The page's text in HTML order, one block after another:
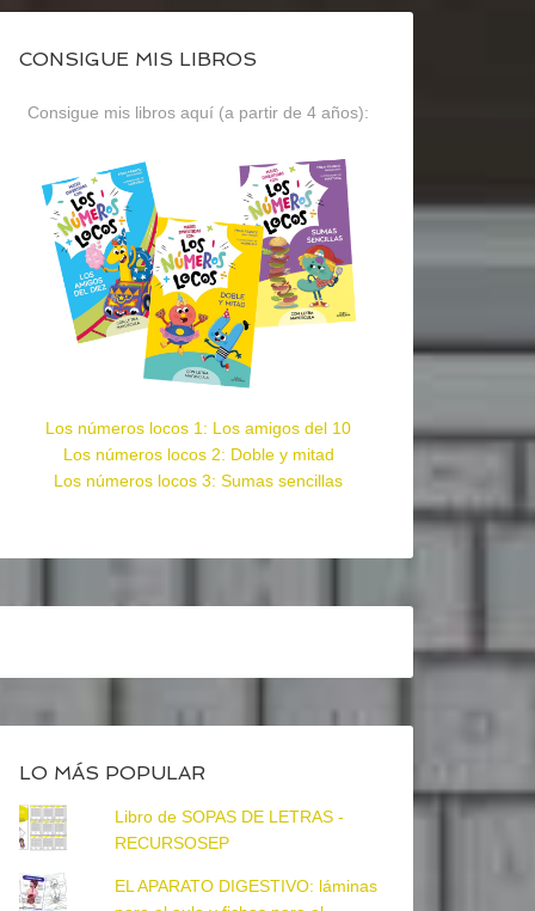
CONSIGUE MIS LIBROS
Consigue mis libros aquí (a partir de 4 años):
Los números locos 1: Los amigos del 10
Los números locos 2: Doble y mitad
Los números locos 3: Sumas sencillas
LO MÁS POPULAR
Libro de SOPAS DE LETRAS -
RECURSOSEP
EL APARATO DIGESTIVO: láminas